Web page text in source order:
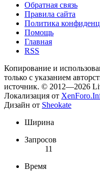
Обратная связь
Правила сайта
Политика
Помощь
Главная
RSS
Копирование и
только с указанием
источник. © 2012—2026
Локализация от
Дизайн от Sheokate
Ширина
Запросов
11
Время